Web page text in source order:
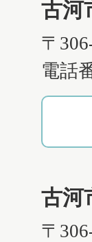
古河
〒
電話
古河
〒